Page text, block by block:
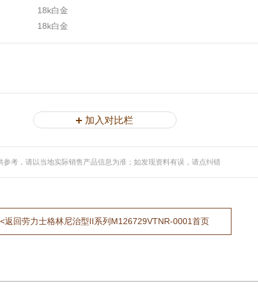
18k白金
18k白金
加入对比栏
参考，请以当地实际销售产品信息为准；如发现资料有误，请点纠错
<返回劳力士格林尼治型II系列M126729VTNR-0001首页